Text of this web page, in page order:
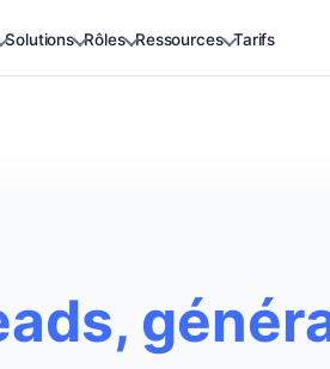
Solutions Rôles Ressources Tarifs